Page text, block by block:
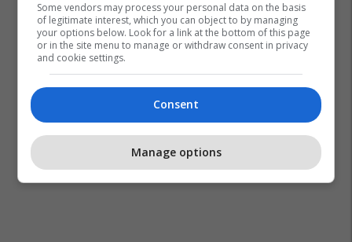
Some vendors may process your personal data on the basis
of legitimate interest, which you can object to by managing
your options below. Look for a link at the bottom of this page
or in the site menu to manage or withdraw consent in privacy
and cookie settings.
Consent
Manage options